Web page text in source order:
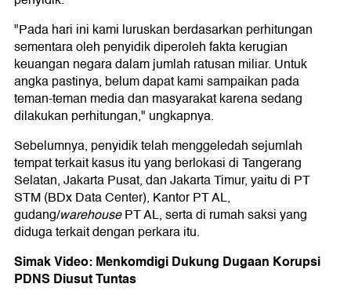
"Pada hari ini kami luruskan berdasarkan perhitungan
sementara oleh penyidik diperoleh fakta kerugian
keuangan negara dalam jumlah ratusan miliar. Untuk
angka pastinya, belum dapat kami sampaikan pada
teman-teman media dan masyarakat karena sedang
dilakukan perhitungan," ungkapnya.
Sebelumnya, penyidik telah menggeledah sejumlah
tempat terkait kasus itu yang berlokasi di Tangerang
Selatan, Jakarta Pusat, dan Jakarta Timur, yaitu di PT
STM (BDx Data Center), Kantor PT AL,
gudang/warehousePT AL, serta di rumah saksi yang
diduga terkait dengan perkara itu.
Simak Video: Menkomdigi Dukung Dugaan Korupsi
PDNS Diusut Tuntas